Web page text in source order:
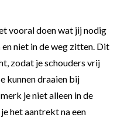
vooral doen wat jij nodig
niet in de weg zitten. Dit
zodat je schouders vrij
kunnen draaien bij
je niet alleen in de
het aantrekt na een